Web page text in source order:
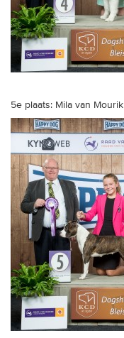
5e plaats: Mila van Mourik